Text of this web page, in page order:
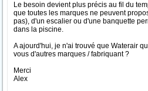
Le besoin devient plus précis au fil du
que toutes les marques ne peuvent
pas), d'un escalier ou d'une banquette
dans la piscine.
A ajourd'hui, je n'ai trouvé que Waterair
vous d'autres marques / fabriquant ?
Merci
Alex